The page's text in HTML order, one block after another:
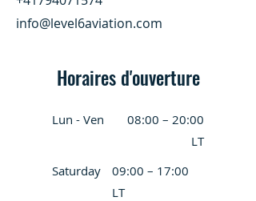
info@level6aviation.com
Horaires d'ouverture
Lun - Ven
08:00 – 20:00
LT
Saturday
09:00 – 17:00
LT